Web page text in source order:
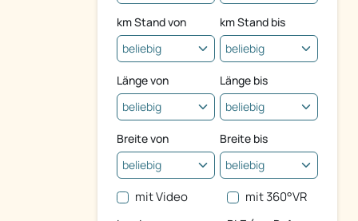
km Stand von km Stand bis
Länge von Länge bis
Breite von Breite bis
mit Video mit 360°VR